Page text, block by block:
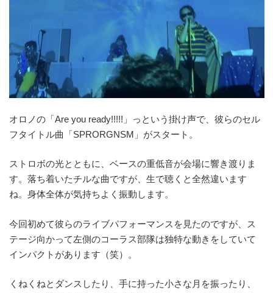
オロノの「Are you ready!!!!!」っという掛け声で、彼らのセル
フタイトル曲「SPRORGNSM」がスタート。
ストロボの光とともに、ベースの重低音が会場に響き渡りま
す。落ち着いたチルな曲ですが、生で聴くと全然違います
ね。身体全体が気持ちよく振動します。
今回初めて彼らのライブパフォーマンスを見たのですが、ス
テージ向かって左側のコーラス部隊は独特な動きをしていて
インパクトがあります（笑）。
くねくねとダンスしたり、手に持った小さな月を振ったり、